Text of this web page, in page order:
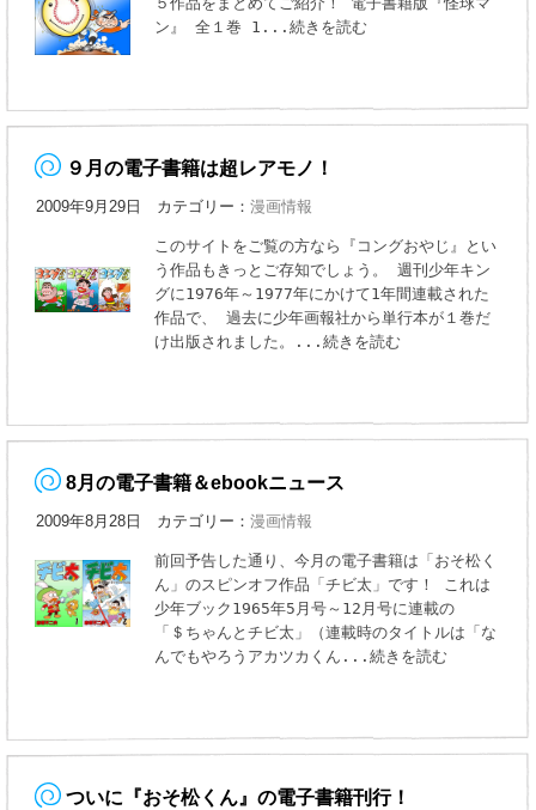
ン』 全１巻 1 ...続きを読む
９月の電子書籍は超レアモノ！
2009年9月29日 カテゴリー：漫画情報
このサイトをご覧の方なら『コングおやじ』とい
う作品もきっとご存知でしょう。 週刊少年キン
グに1976年～1977年にかけて1年間連載された
作品で、 過去に少年画報社から単行本が１巻だ
け出版されました。
...続きを読む
8月の電子書籍＆ebookニュース
2009年8月28日 カテゴリー：漫画情報
前回予告した通り、今月の電子書籍は「おそ松く
ん」のスピンオフ作品「チビ太」です！ これは
少年ブック1965年5月号～12月号に連載の
「＄ちゃんとチビ太」（連載時のタイトルは「な
んでもやろうアカツカくん ...続きを読む
ついに『おそ松くん』の電子書籍刊行！